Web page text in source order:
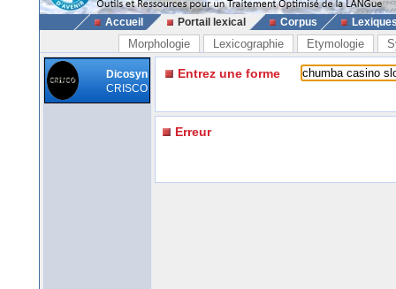
Accueil Portail lexical Corpus
Morphologie Lexicographie Etymologie
Dicosyn
CRISCO
Entrez une forme
Erreur